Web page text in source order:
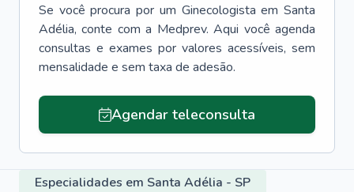
Se você procura por um Ginecologista em Santa
Adélia, conte com a Medprev. Aqui você agenda
consultas e exames por valores acessíveis, sem
mensalidade e sem taxa de adesão.
Agendar teleconsulta
Especialidades em Santa Adélia - SP